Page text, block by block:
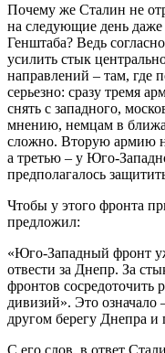
Почему же Сталин не
на следующие день даже
Генштаба? Ведь
усилить стык
направлений – там, где
серьезно: сразу тремя
снять с западного,
мнению, немцам в
сложно. Вторую армию
а третью – у Юго-
предполагалось
Чтобы у этого фронта
предложил:
«Юго-Западный фронт
отвести за Днепр. За
фронтов сосредоточить
дивизий». Это означало
другом берегу Днепра
С его слов, в ответ